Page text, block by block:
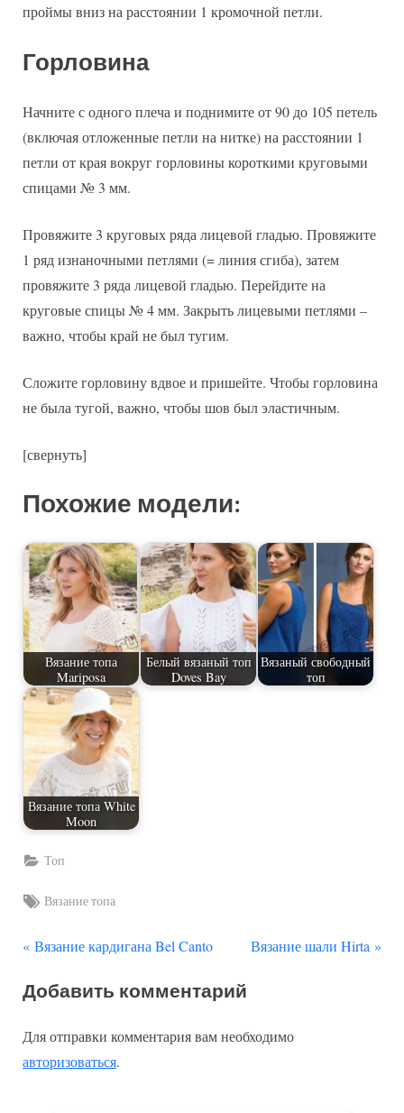
проймы вниз на расстоянии 1 кромочной петли.
Горловина
Начните с одного плеча и поднимите от 90 до 105 петель
(включая отложенные петли на нитке) на расстоянии 1
петли от края вокруг горловины короткими круговыми
спицами № 3 мм.
Провяжите 3 круговых ряда лицевой гладью. Провяжите
1 ряд изнаночными петлями (= линия сгиба), затем
провяжите 3 ряда лицевой гладью. Перейдите на
круговые спицы № 4 мм. Закрыть лицевыми петлями –
важно, чтобы край не был тугим.
Сложите горловину вдвое и пришейте. Чтобы горловина
не была тугой, важно, чтобы шов был эластичным.
[свернуть]
Похожие модели:
Вязание топа
Mariposa
Белый вязаный топ
Doves Bay
Вязаный свободный
топ
Вязание топа White
Moon
Топ
Tags:
Вязание топа
Навигация
по
записям
П
е
ы
д
Вязание кардигана Bel Canto
С
у
Вязание шали Hirta
Добавить комментарий
Для отправки комментария вам необходимо
авторизоваться.